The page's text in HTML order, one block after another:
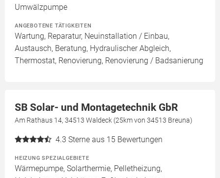
Umwälzpumpe
ANGEBOTENE TÄTIGKEITEN
Wartung, Reparatur, Neuinstallation / Einbau,
Austausch, Beratung, Hydraulischer Abgleich,
Thermostat, Renovierung, Renovierung / Badsanierung
SB Solar- und Montagetechnik GbR
Am Rathaus 14, 34513 Waldeck (25km von 34513 Breuna)
4.3 Sterne aus 15 Bewertungen
HEIZUNG SPEZIALGEBIETE
Wärmepumpe, Solarthermie, Pelletheizung,